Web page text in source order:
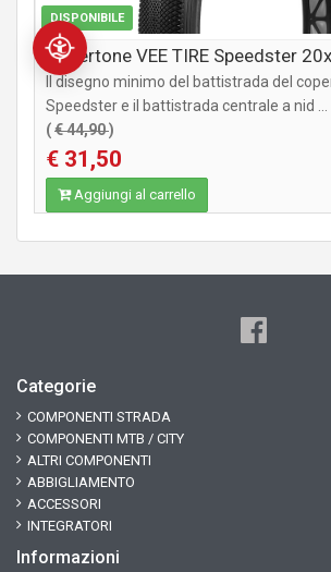
DISPONIBILE
Copertone VEE TIRE Speedster
Il disegno minimo del battistrada del
Speedster e il battistrada centrale a nid ...
(€ 44,90)
€ 31,50
Aggiungi al carrello
Categorie
COMPONENTI STRADA
COMPONENTI MTB / CITY
ALTRI COMPONENTI
ABBIGLIAMENTO
ACCESSORI
INTEGRATORI
Informazioni